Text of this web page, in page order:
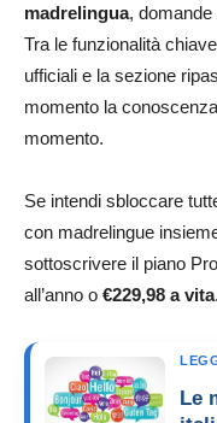
madrelingua, domande
Tra le funzionalità
ufficiali e la sezione
momento la
momento.
Se intendi sbloccare
con madrelingue
sottoscrivere il piano
all’anno o €229,98 a vita.
Le